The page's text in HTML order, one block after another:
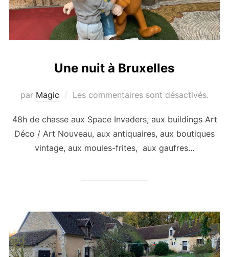
Une nuit à Bruxelles
par Magic Les commentaires sont désactivés.
48h de chasse aux Space Invaders, aux buildings Art
Déco / Art Nouveau, aux antiquaires, aux boutiques
vintage, aux moules-frites, aux gaufres…